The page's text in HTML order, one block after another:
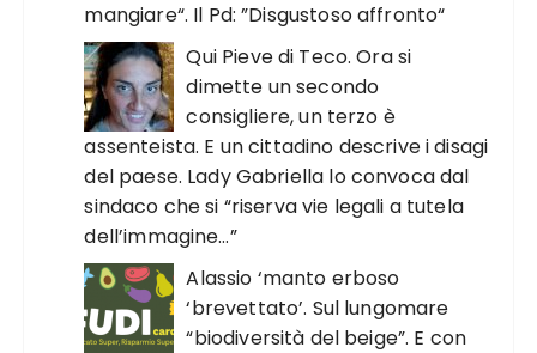
mangiare“. Il Pd: ”Disgustoso affronto“
Qui Pieve di Teco. Ora si
dimette un secondo
consigliere, un terzo è
assenteista. E un cittadino descrive i disagi
del paese. Lady Gabriella lo convoca dal
sindaco che si “riserva vie legali a tutela
dell’immagine…”
Alassio ‘manto erboso
‘brevettato’. Sul lungomare
“biodiversità del beige”. E con